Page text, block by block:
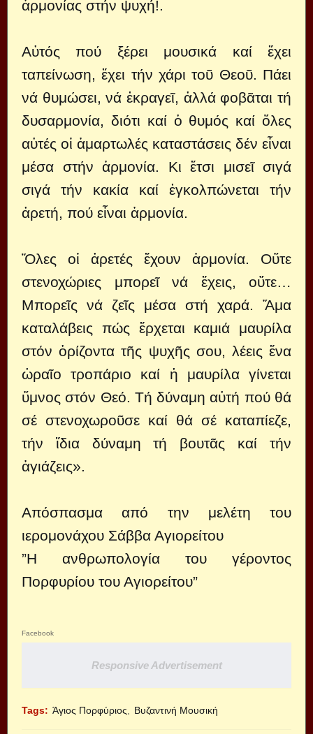
ἁρμονίας στήν ψυχή!.
Αὐτός πού ξέρει μουσικά καί ἔχει
ταπείνωση, ἔχει τήν χάρι τοῦ Θεοῦ. Πάει
νά θυμώσει, νά ἐκραγεῖ, ἀλλά φοβᾶται τή
δυσαρμονία, διότι καί ὁ θυμός καί ὅλες
αὐτές οἱ ἁμαρτωλές καταστάσεις δέν εἶναι
μέσα στήν ἁρμονία. Κι ἔτσι μισεῖ σιγά
σιγά τήν κακία καί ἐγκολπώνεται τήν
ἀρετή, πού εἶναι ἁρμονία.
Ὅλες οἱ ἀρετές ἔχουν ἁρμονία. Οὔτε
στενοχώριες μπορεῖ νά ἔχεις, οὔτε…
Μπορεῖς νά ζεῖς μέσα στή χαρά. Ἅμα
καταλάβεις πώς ἔρχεται καμιά μαυρίλα
στόν ὁρίζοντα τῆς ψυχῆς σου, λέεις ἕνα
ὡραῖο τροπάριο καί ἡ μαυρίλα γίνεται
ὕμνος στόν Θεό. Τή δύναμη αὐτή πού θά
σέ στενοχωροῦσε καί θά σέ καταπίεζε,
τήν ἴδια δύναμη τή βουτᾶς καί τήν
ἁγιάζεις».
Απόσπασμα από την μελέτη του
ιερομονάχου Σάββα Αγιορείτου
”Η ανθρωπολογία του γέροντος
Πορφυρίου του Αγιορείτου”
Facebook
Responsive Advertisement
Tags: Άγιος Πορφύριος Βυζαντινή Μουσική